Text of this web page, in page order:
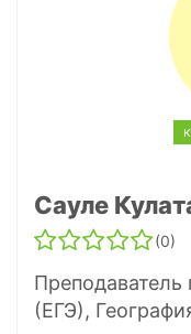
Сауле
(0)
(ЕГЭ),